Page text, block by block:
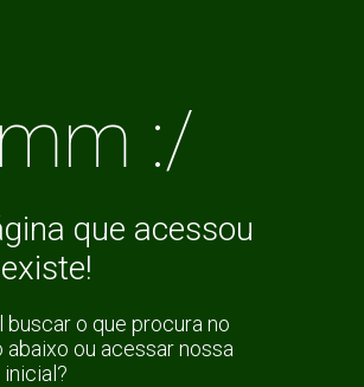
:/
que acessou
buscar o que procura no
abaixo ou acessar nossa